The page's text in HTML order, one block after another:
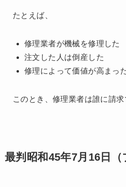
たとえば、
修理業者が機械を修理した
注文した人は倒産した
修理によって価値が高まっ
このとき、修理業者は誰に請
最判昭和45年7月16日